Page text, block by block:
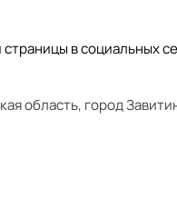
в социальных
область, город